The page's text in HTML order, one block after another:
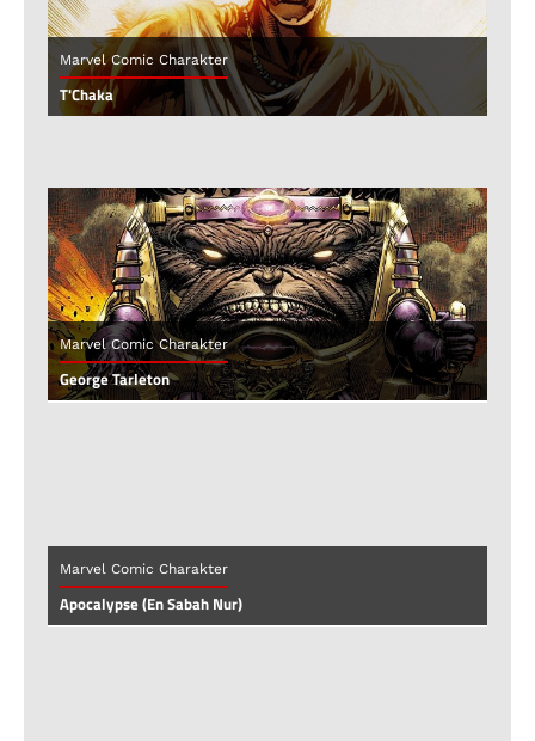
Marvel Comic Charakter
T'Chaka
Marvel Comic Charakter
George Tarleton
Marvel Comic Charakter
Apocalypse (En Sabah Nur)